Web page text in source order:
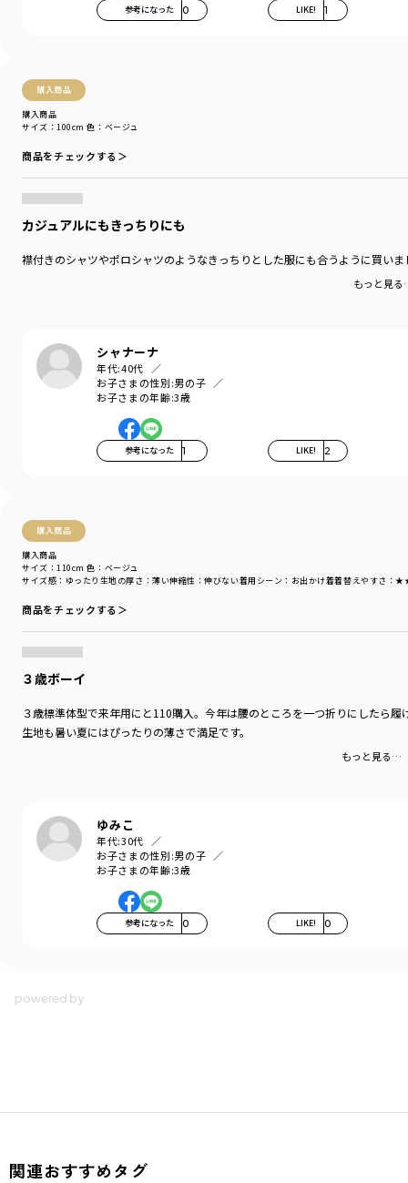
参考になった 0 LIKE! 1
購入商品
購入商品
サイズ：100cm 色：ベージュ
商品をチェックする＞
カジュアルにもきっちりにも
襟付きのシャツやポロシャツのようなきっちりとした服にも合うように買いま
もっと見
シャナーナ
年代:40代
お子さまの性別:男の子
お子さまの年齢:3歳
参考になった 1 LIKE! 2
購入商品
購入商品
サイズ感 ：ゆったり 生地の厚さ ：薄い伸縮性 ：伸びない着用シーン ：お出かけ着着替えやすさ ：
サイズ：110cm 色：ベージュ
商品をチェックする＞
３歳ボーイ
３歳標準体型で来年用にと110購入。今年は腰のところを一つ折りにしたら
生地も暑い夏にはぴったりの薄さで満足です。
もっと見る…
ゆみこ
年代:30代
お子さまの性別:男の子
お子さまの年齢:3歳
参考になった 0 LIKE! 0
関連おすすめタグ